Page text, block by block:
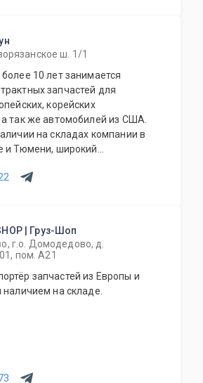
ш. 1/1
10 лет занимается
запчастей для
корейских
так же автомобилей из США.
на складах компании в
и Тюмени, широкий
Все запчасти,
| Груз-Шоп
г.о. Домодедово, д.
пом. А21
запчастей из Европы и
на складе.